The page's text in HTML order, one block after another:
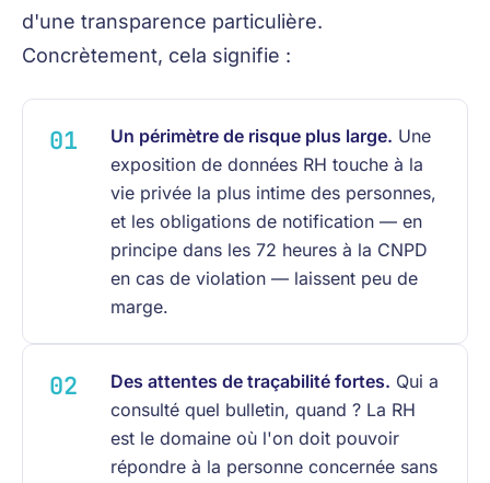
d'une transparence particulière.
Concrètement, cela signifie :
Un périmètre de risque plus large. Une
exposition de données RH touche à la
vie privée la plus intime des personnes,
et les obligations de notification — en
principe dans les 72 heures à la CNPD
en cas de violation — laissent peu de
marge.
Des attentes de traçabilité fortes. Qui a
consulté quel bulletin, quand ? La RH
est le domaine où l'on doit pouvoir
répondre à la personne concernée sans